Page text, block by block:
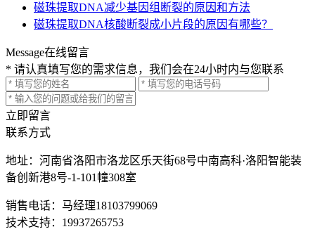
磁珠提取DNA减少基因组断裂的原因和方法
磁珠提取DNA核酸断裂成小片段的原因有哪些？
Message在线留言
* 请认真填写您的需求信息，我们会在24小时内与您联系
立即留言
联系方式
地址：河南省洛阳市洛龙区乐天街68号中南高科·洛阳智能装
备创新港8号-1-101幢308室
销售电话：马经理18103799069
技术支持：19937265753